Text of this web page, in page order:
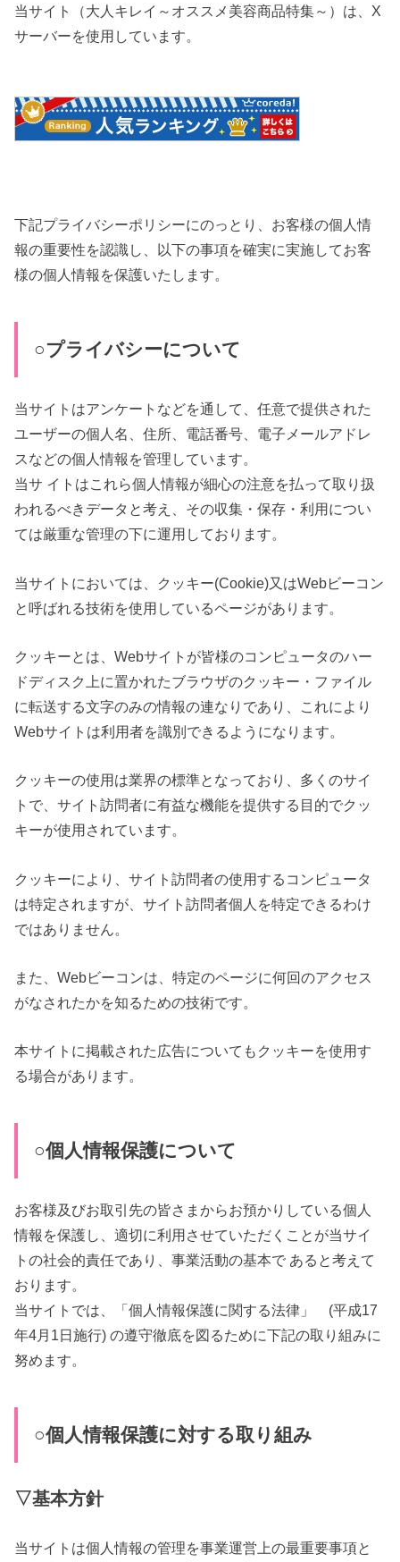
当サイト（大人キレイ～オススメ美容商品特集～）は、X
サーバーを使用しています。
下記プライバシーポリシーにのっとり、お客様の個人情
報の重要性を認識し、以下の事項を確実に実施してお客
様の個人情報を保護いたします。
○プライバシーについて
当サイトはアンケートなどを通して、任意で提供された
ユーザーの個人名、住所、電話番号、電子メールアドレ
スなどの個人情報を管理しています。
当サ イトはこれら個人情報が細心の注意を払って取り扱
われるべきデータと考え、その収集・保存・利用につい
ては厳重な管理の下に運用しております。
当サイトにおいては、クッキー(Cookie)又はWebビーコン
と呼ばれる技術を使用しているページがあります。
クッキーとは、Webサイトが皆様のコンピュータのハー
ドディスク上に置かれたブラウザのクッキー・ファイル
に転送する文字のみの情報の連なりであり、これにより
Webサイトは利用者を識別できるようになります。
クッキーの使用は業界の標準となっており、多くのサイ
トで、サイト訪問者に有益な機能を提供する目的でクッ
キーが使用されています。
クッキーにより、サイト訪問者の使用するコンピュータ
は特定されますが、サイト訪問者個人を特定できるわけ
ではありません。
また、Webビーコンは、特定のページに何回のアクセス
がなされたかを知るための技術です。
本サイトに掲載された広告についてもクッキーを使用す
る場合があります。
○個人情報保護について
お客様及びお取引先の皆さまからお預かりしている個人
情報を保護し、適切に利用させていただくことが当サイ
トの社会的責任であり、事業活動の基本で あると考えて
おります。
当サイトでは、「個人情報保護に関する法律」 (平成17
年4月1日施行) の遵守徹底を図るために下記の取り組みに
努めます。
○個人情報保護に対する取り組み
▽基本方針
当サイトは個人情報の管理を事業運営上の最重要事項と